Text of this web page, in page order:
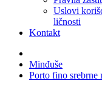
Uslovi
ličnosti
Kontakt
Minđuše
Porto fino srebrne